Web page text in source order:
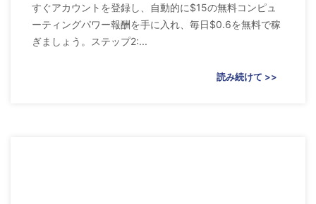
すぐアカウントを登録し、自動的に$15の無料コンピュ
ーティングパワー報酬を手に入れ、毎日$0.6を無料で稼
ぎましょう。ステップ2:...
読み続けて >>